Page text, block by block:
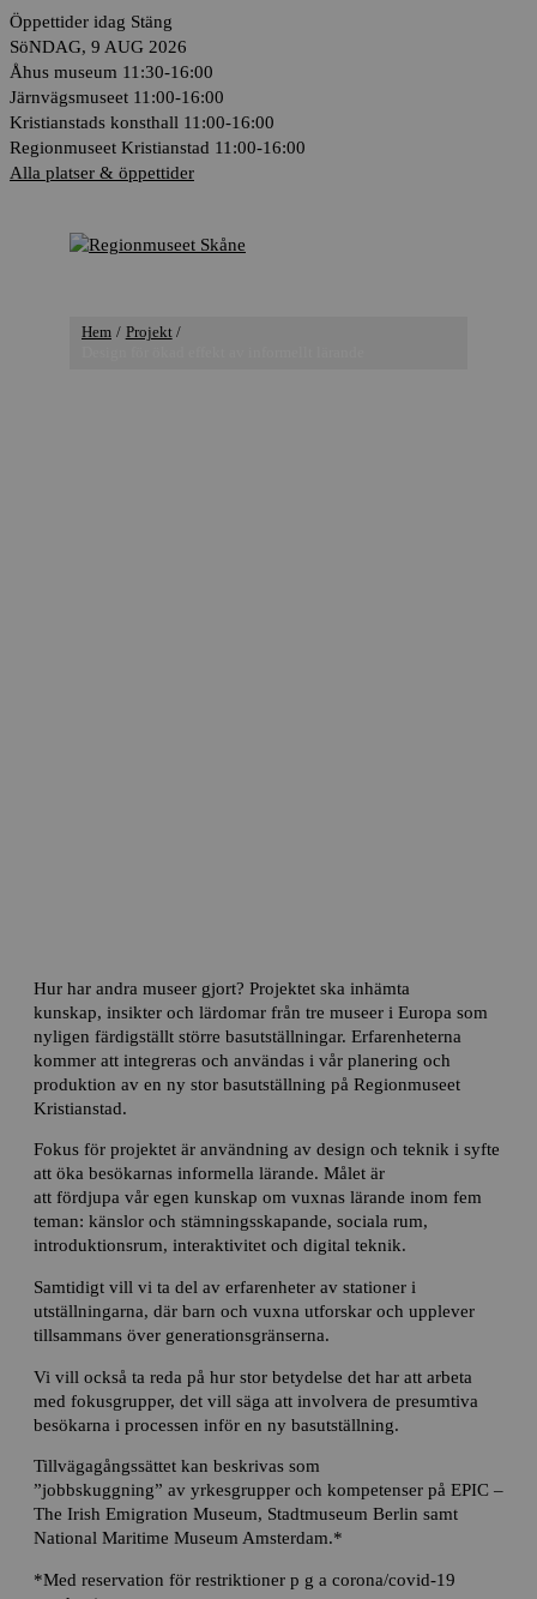
Hoppa
till
innehåll
Öppettider idag Stäng
SöNDAG, 9 AUG 2026
Åhus museum 11:30-16:00
Järnvägsmuseet 11:00-16:00
Kristianstads konsthall 11:00-16:00
Regionmuseet Kristianstad 11:00-16:00
Alla platser & öppettider
Hem
Projekt
Hur har andra museer gjort? Projektet ska inhämta
kunskap, insikter och lärdomar från tre museer i Europa som
nyligen färdigställt större basutställningar. Erfarenheterna
kommer att integreras och användas i vår planering och
produktion av en ny stor basutställning på Regionmuseet
Kristianstad.
Fokus för projektet är användning av design och teknik i syfte
att öka besökarnas informella lärande. Målet är
att fördjupa vår egen kunskap om vuxnas lärande inom fem
teman: känslor och stämningsskapande, sociala rum,
introduktionsrum, interaktivitet och digital teknik.
Samtidigt vill vi ta del av erfarenheter av stationer i
utställningarna, där barn och vuxna utforskar och upplever
tillsammans över generationsgränserna.
Vi vill också ta reda på hur stor betydelse det har att arbeta
med fokusgrupper, det vill säga att involvera de presumtiva
besökarna i processen inför en ny basutställning.
Tillvägagångssättet kan beskrivas som
”jobbskuggning” av yrkesgrupper och kompetenser på EPIC –
The Irish Emigration Museum, Stadtmuseum Berlin samt
National Maritime Museum Amsterdam.*
*Med reservation för restriktioner p g a corona/covid-19